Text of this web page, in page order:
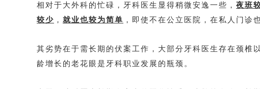
相对于大外科的忙碌，牙科医生显得稍微安逸一些， 夜班
较少 ， 就业也较为简单 ，即使不在公立医院，在私人门诊
其劣势在于需长期的伏案工作，大部分牙科医生存在颈椎
龄增长的老花眼是牙科职业发展的瓶颈。